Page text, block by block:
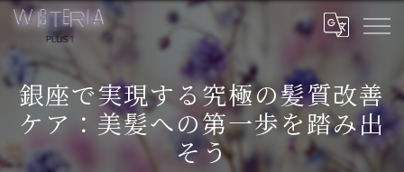
銀座で実現する究極の髪質改善
ケア：美髪への第一歩を踏み出
そう